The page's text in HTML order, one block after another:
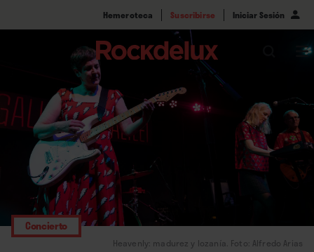
Hemeroteca Suscribirse Iniciar Sesión
Heavenly: madurez y lozanía. Foto: Alfredo Arias
Concierto